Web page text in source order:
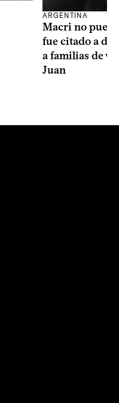
ARGENTINA
Macri no
fue citado a
a familias de
Juan